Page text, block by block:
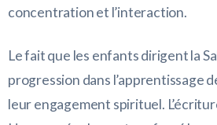
concentration et l’interaction.
Le fait que les enfants dirigent la
progression dans l’apprentissage
leur engagement spirituel.